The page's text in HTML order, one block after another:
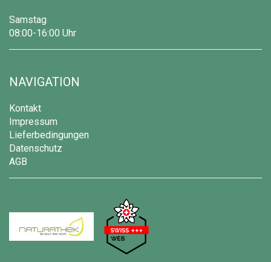
Samstag
08:00-16:00 Uhr
NAVIGATION
Kontakt
Impressum
Lieferbedingungen
Datenschutz
AGB